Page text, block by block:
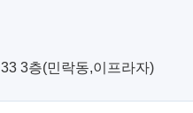
3층(민락동,이프라자)